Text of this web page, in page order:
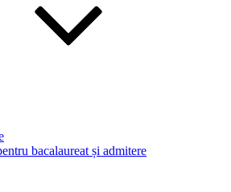
bacalaureat și admitere